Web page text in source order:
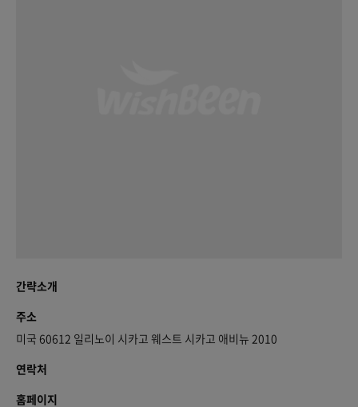
간략소개
주소
미국 60612 일리노이 시카고 웨스트 시카고 애비뉴 2010
연락처
홈페이지